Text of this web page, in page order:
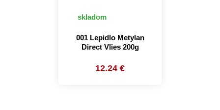
skladom
001 Lepidlo Metylan
Direct Vlies 200g
12.24 €